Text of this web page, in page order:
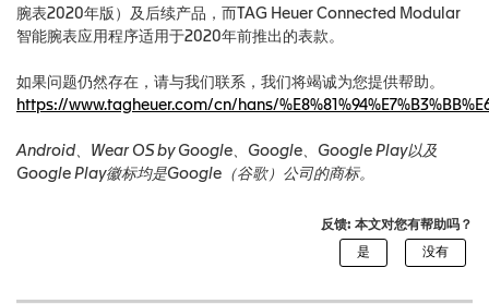
腕表2020年版）及后续产品，而TAG Heuer Connected Modular
智能腕表应用程序适用于2020年前推出的表款。
如果问题仍然存在，请与我们联系，我们将竭诚为您提供帮助。
https://www.tagheuer.com/cn/hans/
Android、Wear OS by Google、Google、Google Play以及
Google Play徽标均是Google（谷歌）公司的商标。
反馈: 本文对您有帮助吗？